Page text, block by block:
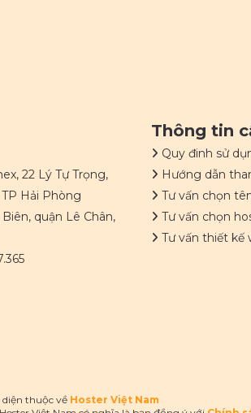
22 Lý Tự Trọng,
Hải Phòng
quận Lê Chân,
Thông tin
Quy đinh sử
Hướng dẫn
Tư vấn chọn
Tư vấn chọn
Tư vấn thiết kế
diện thuộc về Hoster Việt Nam